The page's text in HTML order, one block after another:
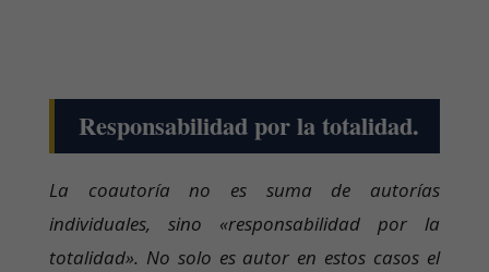
Responsabilidad por la totalidad.
La coautoría no es suma de autorías
individuales, sino «responsabilidad por la
totalidad». No solo es autor en estos casos el